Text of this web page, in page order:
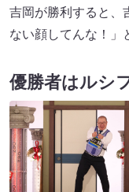
吉岡が勝利すると、
ない顔してんな！」
優勝者はルシ